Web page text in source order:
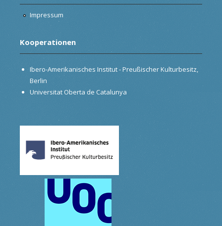
Impressum
Kooperationen
Ibero-Amerikanisches Institut - Preußischer Kulturbesitz,
Berlin
Universitat Oberta de Catalunya